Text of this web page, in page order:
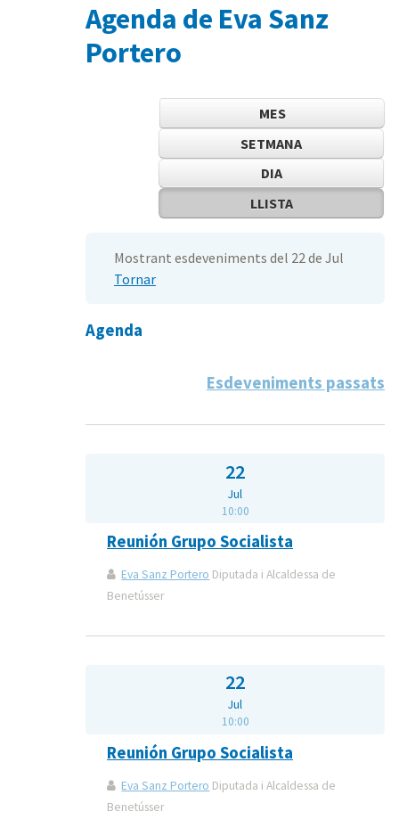
Agenda de Eva Sanz
Portero
MES
SETMANA
DIA
LLISTA
Mostrant esdeveniments del 22 de Jul
Tornar
Agenda
Esdeveniments passats
22
Jul
10:00
Reunión Grupo Socialista
Eva Sanz Portero Diputada i Alcaldessa de
Benetússer
22
Jul
10:00
Reunión Grupo Socialista
Eva Sanz Portero Diputada i Alcaldessa de
Benetússer